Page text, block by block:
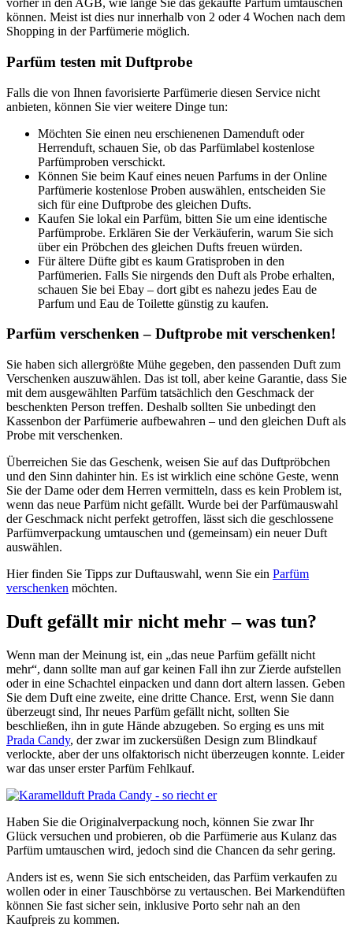
vorher in den AGB, wie lange Sie das gekaufte Parfüm umtauschen
können. Meist ist dies nur innerhalb von 2 oder 4 Wochen nach dem
Shopping in der Parfümerie möglich.
Parfüm testen mit Duftprobe
Falls die von Ihnen favorisierte Parfümerie diesen Service nicht
anbieten, können Sie vier weitere Dinge tun:
Möchten Sie einen neu erschienenen Damenduft oder
Herrenduft, schauen Sie, ob das Parfümlabel kostenlose
Parfümproben verschickt.
Können Sie beim Kauf eines neuen Parfums in der Online
Parfümerie kostenlose Proben auswählen, entscheiden Sie
sich für eine Duftprobe des gleichen Dufts.
Kaufen Sie lokal ein Parfüm, bitten Sie um eine identische
Parfümprobe. Erklären Sie der Verkäuferin, warum Sie sich
über ein Pröbchen des gleichen Dufts freuen würden.
Für ältere Düfte gibt es kaum Gratisproben in den
Parfümerien. Falls Sie nirgends den Duft als Probe erhalten,
schauen Sie bei Ebay – dort gibt es nahezu jedes Eau de
Parfum und Eau de Toilette günstig zu kaufen.
Parfüm verschenken – Duftprobe mit verschenken!
Sie haben sich allergrößte Mühe gegeben, den passenden Duft zum
Verschenken auszuwählen. Das ist toll, aber keine Garantie, dass Sie
mit dem ausgewählten Parfüm tatsächlich den Geschmack der
beschenkten Person treffen. Deshalb sollten Sie unbedingt den
Kassenbon der Parfümerie aufbewahren – und den gleichen Duft als
Probe mit verschenken.
Überreichen Sie das Geschenk, weisen Sie auf das Duftpröbchen
und den Sinn dahinter hin. Es ist wirklich eine schöne Geste, wenn
Sie der Dame oder dem Herren vermitteln, dass es kein Problem ist,
wenn das neue Parfüm nicht gefällt. Wurde bei der Parfümauswahl
der Geschmack nicht perfekt getroffen, lässt sich die geschlossene
Parfümverpackung umtauschen und (gemeinsam) ein neuer Duft
auswählen.
Hier finden Sie Tipps zur Duftauswahl, wenn Sie ein Parfüm
verschenken möchten.
Duft gefällt mir nicht mehr – was tun?
Wenn man der Meinung ist, ein „das neue Parfüm gefällt nicht
mehr“, dann sollte man auf gar keinen Fall ihn zur Zierde aufstellen
oder in eine Schachtel einpacken und dann dort altern lassen. Geben
Sie dem Duft eine zweite, eine dritte Chance. Erst, wenn Sie dann
überzeugt sind, Ihr neues Parfüm gefällt nicht, sollten Sie
beschließen, ihn in gute Hände abzugeben. So erging es uns mit
Prada Candy, der zwar im zuckersüßen Design zum Blindkauf
verlockte, aber der uns olfaktorisch nicht überzeugen konnte. Leider
war das unser erster Parfüm Fehlkauf.
Haben Sie die Originalverpackung noch, können Sie zwar Ihr
Glück versuchen und probieren, ob die Parfümerie aus Kulanz das
Parfüm umtauschen wird, jedoch sind die Chancen da sehr gering.
Anders ist es, wenn Sie sich entscheiden, das Parfüm verkaufen zu
wollen oder in einer Tauschbörse zu vertauschen. Bei Markendüften
können Sie fast sicher sein, inklusive Porto sehr nah an den
Kaufpreis zu kommen.